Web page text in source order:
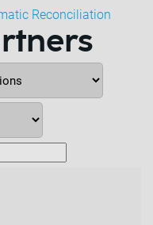
Reconciliation